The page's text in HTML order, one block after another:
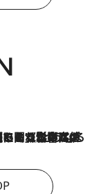
響はいつまで続く？《エネルギー専門家に聞く“どうなる日本の暮らし”》